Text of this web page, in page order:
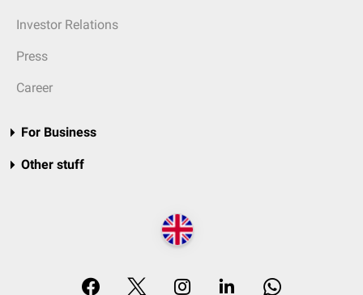
Investor Relations
Press
Career
For Business
Other stuff